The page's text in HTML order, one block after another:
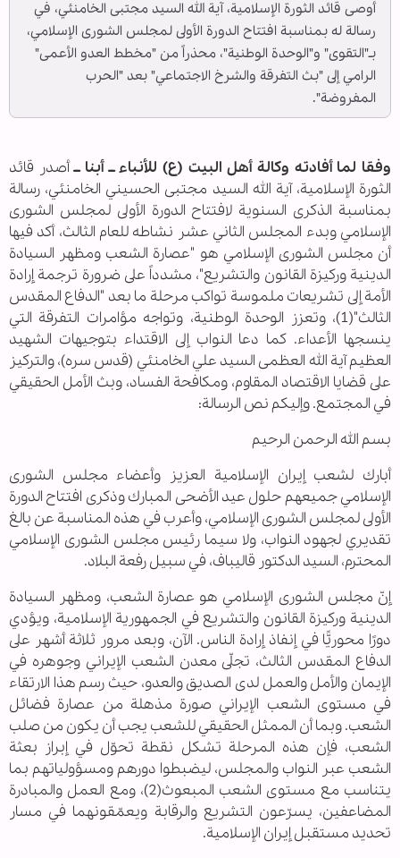
أوصى قائد الثورة الإسلامية، آية الله السيد مجتبى الخامنئي، في
رسالة له بمناسبة افتتاح الدورة الأولى لمجلس الشورى الإسلامي،
بـ"التقوى" و"الوحدة الوطنية"، محذراً من "مخطط العدو الأعمى"
الرامي إلى "بث التفرقة والشرخ الاجتماعي" بعد "الحرب
المفروضة".
وفقا لما أفادته وكالة أهل البيت (ع) للأنباء ــ أبنا ــأصدر قائد
الثورة الإسلامية، آية الله السيد مجتبى الحسيني الخامنئي، رسالة
بمناسبة الذكرى السنوية لافتتاح الدورة الأولى لمجلس الشورى
الإسلامي وبدء المجلس الثاني عشر نشاطه للعام الثالث، أكد فيها
أن مجلس الشورى الإسلامي هو "عصارة الشعب ومظهر السيادة
الدينية وركيزة القانون والتشريع"، مشدداً على ضرورة ترجمة إرادة
الأمة إلى تشريعات ملموسة تواكب مرحلة ما بعد "الدفاع المقدس
الثالث"(1)، وتعزز الوحدة الوطنية، وتواجه مؤامرات التفرقة التي
ينسجها الأعداء. كما دعا النواب إلى الاقتداء بتوجيهات الشهيد
العظيم آية الله العظمى السيد علي الخامنئي (قدس سره)، والتركيز
على قضايا الاقتصاد المقاوم، ومكافحة الفساد، وبث الأمل الحقيقي
في المجتمع. وإليكم نص الرسالة:
بسم الله الرحمن الرحيم
أبارك لشعب إيران الإسلامية العزيز وأعضاء مجلس الشورى
الإسلامي جميعهم حلول عيد الأضحى المبارك وذكرى افتتاح الدورة
الأولى لمجلس الشورى الإسلامي، وأعرب في هذه المناسبة عن بالغ
تقديري لجهود النواب، ولا سيما رئيس مجلس الشورى الإسلامي
المحترم، السيد الدكتور قاليباف، في سبيل رفعة البلاد.
إنّ مجلس الشورى الإسلامي هو عصارة الشعب، ومظهر السيادة
الدينية وركيزة القانون والتشريع في الجمهورية الإسلامية، ويؤدي
دورًا محوريًّا في إنفاذ إرادة الناس. الآن، وبعد مرور ثلاثة أشهر على
الدفاع المقدس الثالث، تجلّى معدن الشعب الإيراني وجوهره في
الإيمان والأمل والعمل لدى الصديق والعدو، حيث رسم هذا الارتقاء
في مستوى الشعب الإيراني صورة مذهلة من عصارة فضائل
الشعب. وبما أن الممثل الحقيقي للشعب يجب أن يكون من صلب
الشعب، فإن هذه المرحلة تشكل نقطة تحوّل في إبراز بعثة
الشعب عبر النواب والمجلس، ليضبطوا دورهم ومسؤولياتهم بما
يتناسب مع مستوى الشعب المبعوث(2)، ومع العمل والمبادرة
المضاعفين، يسرّعون التشريع والرقابة ويعمّقونهما في مسار
تحديد مستقبل إيران الإسلامية.